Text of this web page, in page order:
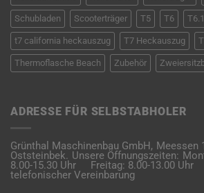
Schubladen Scooterträger T5 T6 T6.1
t7 california heckauszug T7 Heckauszug
Thermoflasche Beach Zubehör
ADRESSE FÜR SELBSTABHOLER
Grünthal Maschinenbau GmbH, Meessen
Oststeinbek. Unsere Öffnungszeiten:
8.00-15.30 Uhr Freitag: 8.00-13.00 Uhr
telefonischer Vereinbarung